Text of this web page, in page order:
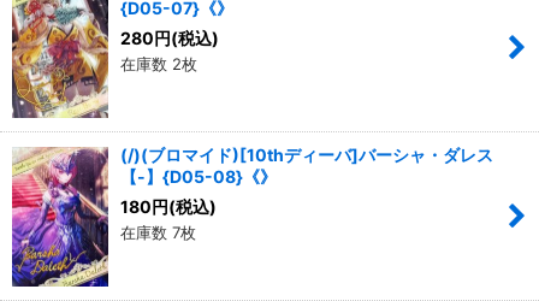
{D05-07}《》
280 円(税込)
在庫数 2枚
(/)(ブロマイド)[10thディーバ]バーシャ・ダレス
【-】{D05-08}《》
180 円(税込)
在庫数 7枚